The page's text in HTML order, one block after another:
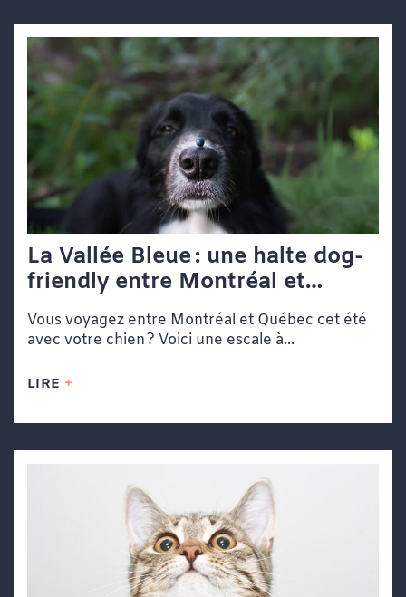
La Vallée Bleue : une halte dog-
friendly entre Montréal et
Québec
Vous voyagez entre Montréal et Québec cet été
avec votre chien ? Voici une escale à...
LIRE